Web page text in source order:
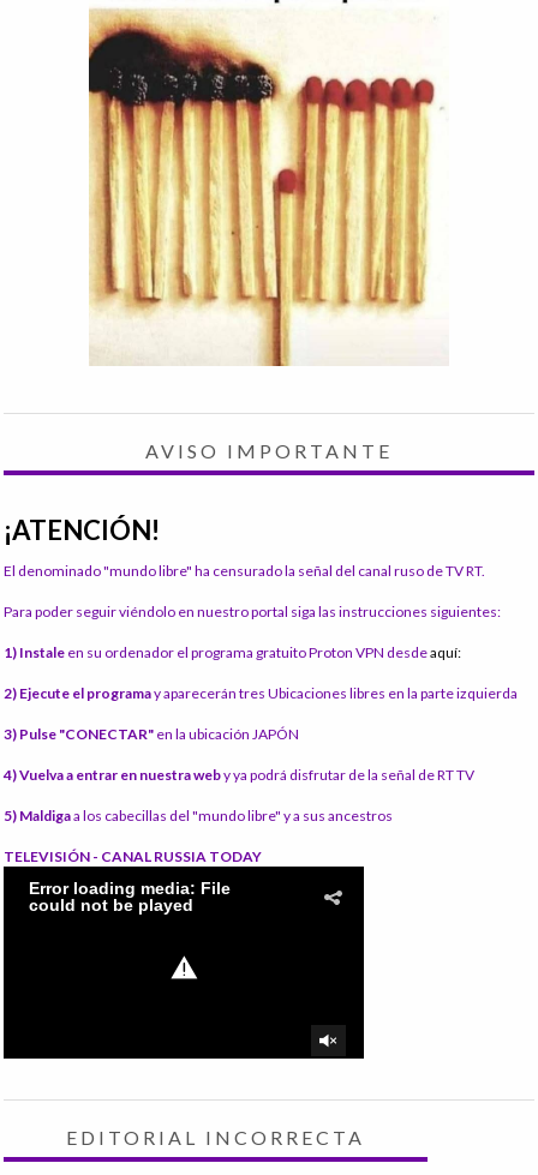
AVISO IMPORTANTE
¡ATENCIÓN!
El denominado "mundo libre" ha censurado la señal del canal ruso de TV RT.
Para poder seguir viéndolo en nuestro portal siga las instrucciones siguientes:
1) Instale en su ordenador el programa gratuito Proton VPN desdeaquí:
2) Ejecute el programay aparecerán tres Ubicaciones libres en la parte izquierda
3) Pulse "CONECTAR" en la ubicación JAPÓN
4) Vuelva a entrar en nuestra weby ya podrá disfrutar de la señal de RT TV
5) Maldigaa los cabecillas del "mundo libre" y a sus ancestros
TELEVISIÓN - CANAL RUSSIA TODAY
EDITORIAL INCORRECTA